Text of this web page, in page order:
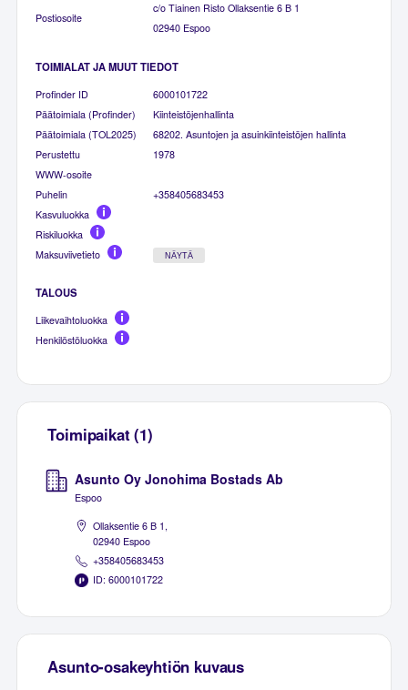
Postiosoite
c/o Tiainen Risto Ollaksentie 6 B 1
02940 Espoo
TOIMIALAT JA MUUT TIEDOT
Profinder ID
6000101722
Päätoimiala (Profinder)
Kiinteistöjenhallinta
Päätoimiala (TOL2025)
68202. Asuntojen ja asuinkiinteistöjen hallinta
Perustettu
1978
WWW-osoite
Puhelin
+358405683453
Kasvuluokka
Riskiluokka
Maksuviivetieto
NÄYTÄ
TALOUS
Liikevaihtoluokka
Henkilöstöluokka
Toimipaikat (1)
Asunto Oy Jonohima Bostads Ab
Espoo
Ollaksentie 6 B 1,
02940 Espoo
+358405683453
ID: 6000101722
Asunto-osakeyhtiön kuvaus